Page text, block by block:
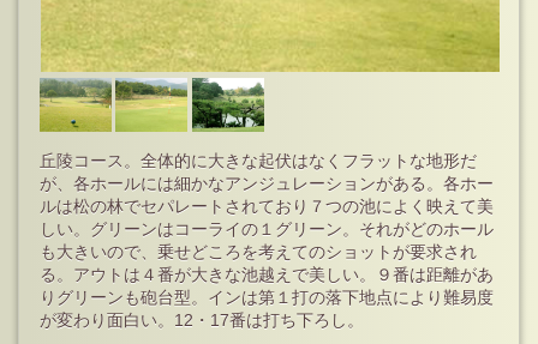
丘陵コース。全体的に大きな起伏はなくフラットな地形だ
が、各ホールには細かなアンジュレーションがある。各ホー
ルは松の林でセパレートされており７つの池によく映えて美
しい。グリーンはコーライの１グリーン。それがどのホール
も大きいので、乗せどころを考えてのショットが要求され
る。アウトは４番が大きな池越えで美しい。９番は距離があ
りグリーンも砲台型。インは第１打の落下地点により難易度
が変わり面白い。12・17番は打ち下ろし。